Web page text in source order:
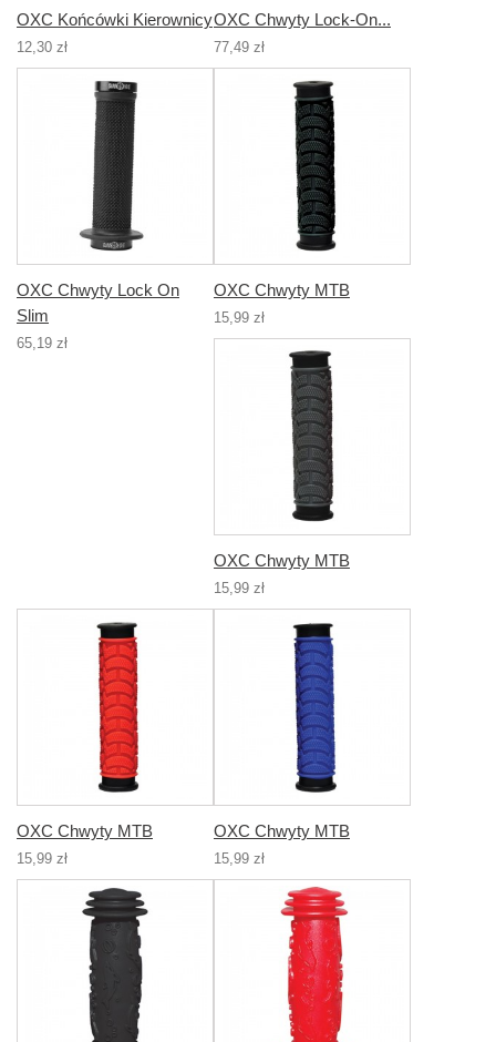
OXC Końcówki Kierownicy
12,30 zł
OXC Chwyty Lock-On...
77,49 zł
OXC Chwyty Lock On
Slim
65,19 zł
OXC Chwyty MTB
15,99 zł
OXC Chwyty MTB
15,99 zł
OXC Chwyty MTB
15,99 zł
OXC Chwyty MTB
15,99 zł